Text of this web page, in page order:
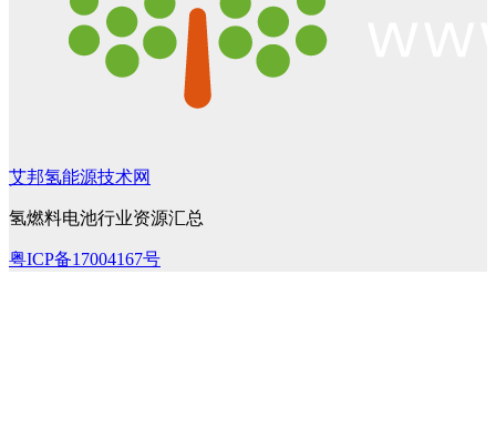
艾邦氢能源技术网
氢燃料电池行业资源汇总
粤ICP备17004167号